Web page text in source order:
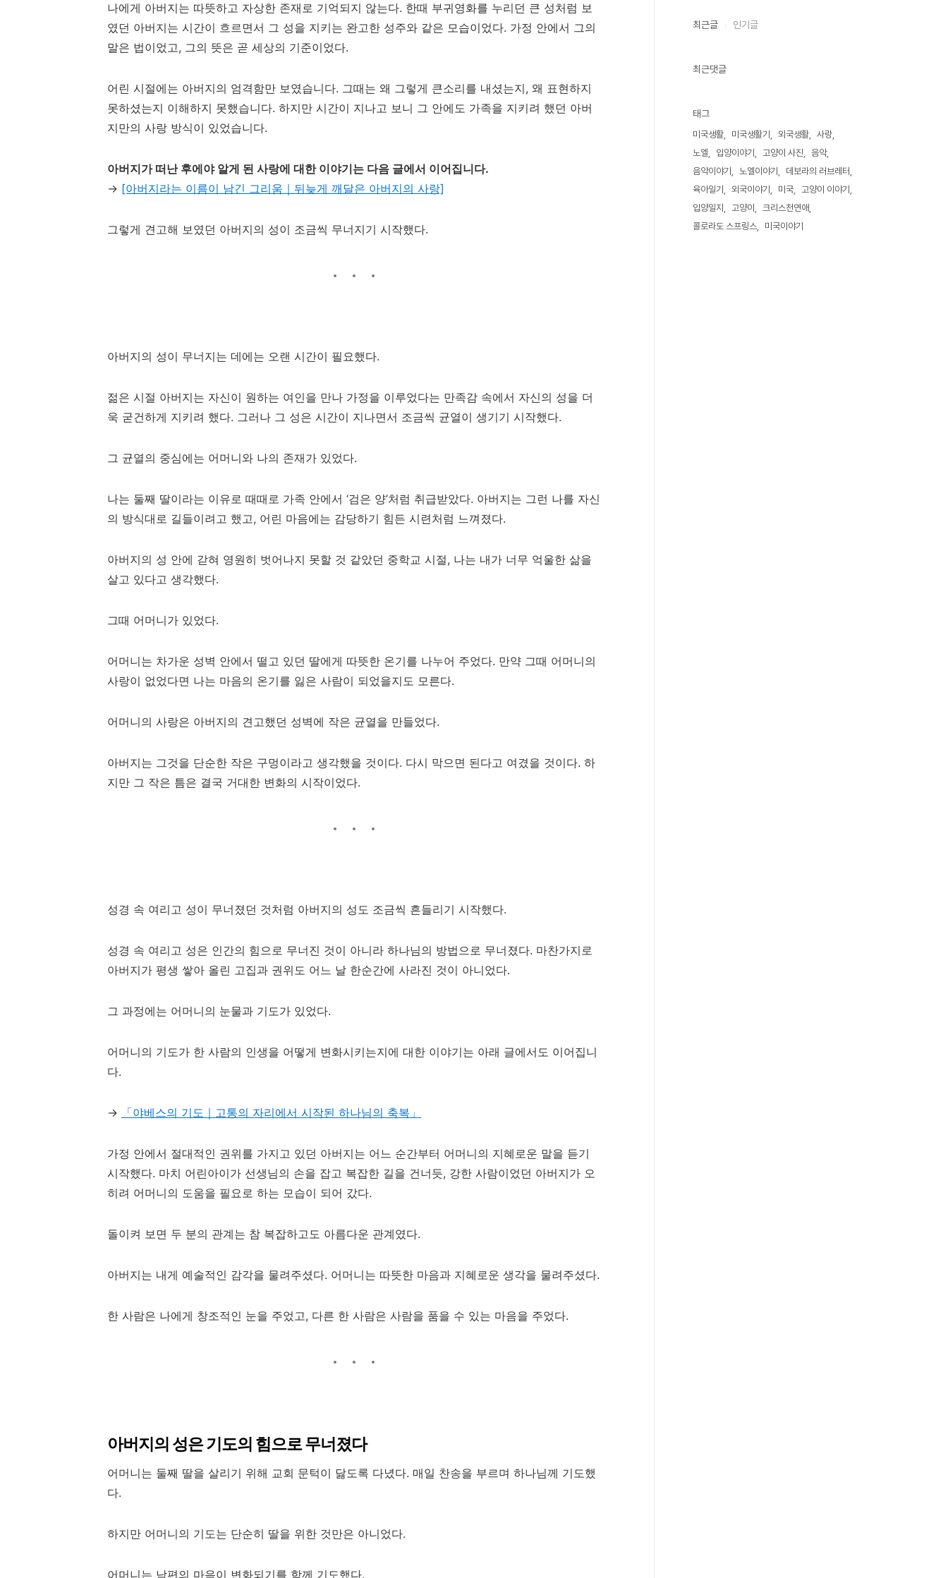
나에게 아버지는 따뜻하고 자상한 존재로 기억되지 않는다. 한때 부귀영화를 누리던 큰 성처럼 보
였던 아버지는 시간이 흐르면서 그 성을 지키는 완고한 성주와 같은 모습이었다. 가정 안에서 그의
말은 법이었고, 그의 뜻은 곧 세상의 기준이었다.
어린 시절에는 아버지의 엄격함만 보였습니다. 그때는 왜 그렇게 큰소리를 내셨는지, 왜 표현하지
못하셨는지 이해하지 못했습니다. 하지만 시간이 지나고 보니 그 안에도 가족을 지키려 했던 아버
지만의 사랑 방식이 있었습니다.
아버지가 떠난 후에야 알게 된 사랑에 대한 이야기는 다음 글에서 이어집니다.
→ [아버지라는 이름이 남긴 그리움｜뒤늦게 깨달은 아버지의 사랑]
그렇게 견고해 보였던 아버지의 성이 조금씩 무너지기 시작했다.
아버지의 성이 무너지는 데에는 오랜 시간이 필요했다.
젊은 시절 아버지는 자신이 원하는 여인을 만나 가정을 이루었다는 만족감 속에서 자신의 성을 더
욱 굳건하게 지키려 했다. 그러나 그 성은 시간이 지나면서 조금씩 균열이 생기기 시작했다.
그 균열의 중심에는 어머니와 나의 존재가 있었다.
나는 둘째 딸이라는 이유로 때때로 가족 안에서 ‘검은 양’처럼 취급받았다. 아버지는 그런 나를 자신
의 방식대로 길들이려고 했고, 어린 마음에는 감당하기 힘든 시련처럼 느껴졌다.
아버지의 성 안에 갇혀 영원히 벗어나지 못할 것 같았던 중학교 시절, 나는 내가 너무 억울한 삶을
살고 있다고 생각했다.
그때 어머니가 있었다.
어머니는 차가운 성벽 안에서 떨고 있던 딸에게 따뜻한 온기를 나누어 주었다. 만약 그때 어머니의
사랑이 없었다면 나는 마음의 온기를 잃은 사람이 되었을지도 모른다.
어머니의 사랑은 아버지의 견고했던 성벽에 작은 균열을 만들었다.
아버지는 그것을 단순한 작은 구멍이라고 생각했을 것이다. 다시 막으면 된다고 여겼을 것이다. 하
지만 그 작은 틈은 결국 거대한 변화의 시작이었다.
성경 속 여리고 성이 무너졌던 것처럼 아버지의 성도 조금씩 흔들리기 시작했다.
성경 속 여리고 성은 인간의 힘으로 무너진 것이 아니라 하나님의 방법으로 무너졌다. 마찬가지로
아버지가 평생 쌓아 올린 고집과 권위도 어느 날 한순간에 사라진 것이 아니었다.
그 과정에는 어머니의 눈물과 기도가 있었다.
어머니의 기도가 한 사람의 인생을 어떻게 변화시키는지에 대한 이야기는 아래 글에서도 이어집니
다.
→ 「야베스의 기도｜고통의 자리에서 시작된 하나님의 축복」
가정 안에서 절대적인 권위를 가지고 있던 아버지는 어느 순간부터 어머니의 지혜로운 말을 듣기
시작했다. 마치 어린아이가 선생님의 손을 잡고 복잡한 길을 건너듯, 강한 사람이었던 아버지가 오
히려 어머니의 도움을 필요로 하는 모습이 되어 갔다.
돌이켜 보면 두 분의 관계는 참 복잡하고도 아름다운 관계였다.
아버지는 내게 예술적인 감각을 물려주셨다. 어머니는 따뜻한 마음과 지혜로운 생각을 물려주셨다.
한 사람은 나에게 창조적인 눈을 주었고, 다른 한 사람은 사람을 품을 수 있는 마음을 주었다.
아버지의 성은 기도의 힘으로 무너졌다
어머니는 둘째 딸을 살리기 위해 교회 문턱이 닳도록 다녔다. 매일 찬송을 부르며 하나님께 기도했
다.
하지만 어머니의 기도는 단순히 딸을 위한 것만은 아니었다.
어머니는 남편의 마음이 변화되기를 함께 기도했다.
최근글 인기글
최근댓글
태그
미국생활 미국생활기 외국생활
사랑
노엘
입양이야기 고양이 사진
음악
음악이야기
노엘이야기
데보라의 러브레터
육아일기
외국이야기 미국
고양이 이야기
입양일지
고양이
크리스천연애
콜로라도 스프링스
미국이야기